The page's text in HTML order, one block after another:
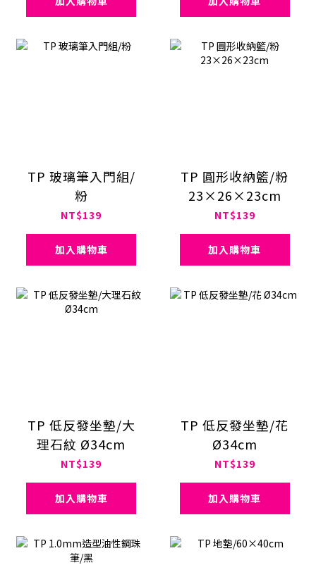
TP 玻璃筆入門組/
粉
NT$139
加入購物車
TP 圓形收納籃/粉
23×26×23cm
NT$139
加入購物車
TP 低反發坐墊/大
理石紋 Ø34cm
NT$139
加入購物車
TP 低反發坐墊/花
Ø34cm
NT$139
加入購物車